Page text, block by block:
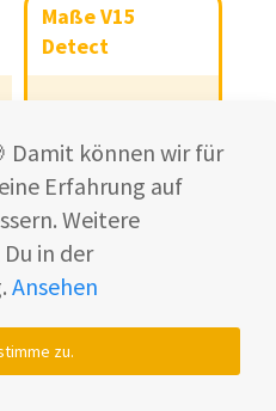
Maße
V15
117 cm 115 cm
40 cm
Maße V15
Detect
40 cm
Damit können wir für
Erfahrung auf
Weitere
in der
Ansehen
zu.